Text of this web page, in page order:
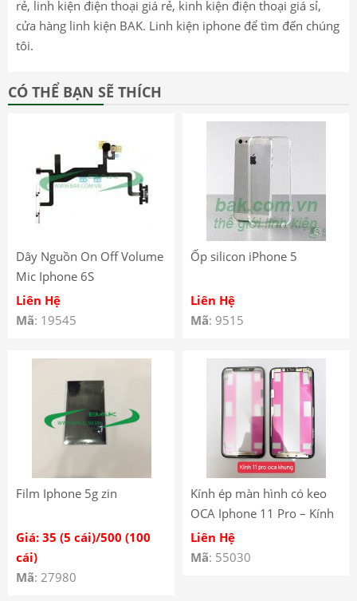
rẻ, linh kiện điện thoại giá rẻ, kinh kiện điện thoại giá sỉ,
cửa hàng linh kiện BAK. Linh kiện iphone để tìm đến chúng
tôi.
CÓ THỂ BẠN SẼ THÍCH
Dây Nguồn On Off Volume
Mic Iphone 6S
Liên Hệ
Mã: 19545
Ốp silicon iPhone 5
Liên Hệ
Mã: 9515
Film Iphone 5g zin
Giá: 35 (5 cái)/500 (100
cái)
Mã: 27980
Kính ép màn hình có keo
OCA Iphone 11 Pro – Kính
Iphone 11 Pro có khung
liền keo OCA
Liên Hệ
Mã: 55030